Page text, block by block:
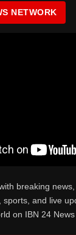
NETWORK
breaking news,
sports, and live
on IBN 24 News